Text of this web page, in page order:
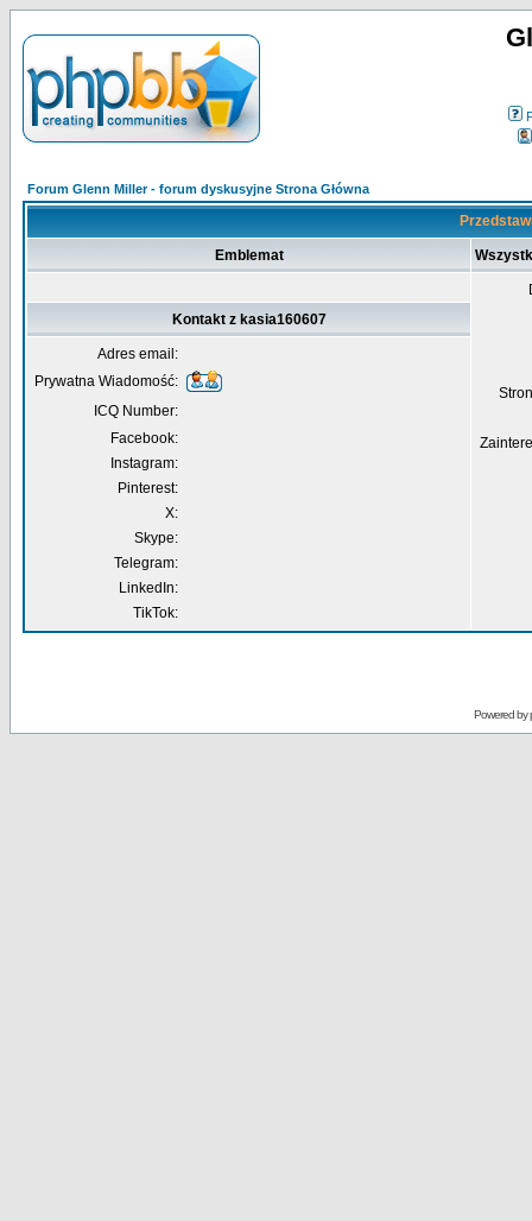
Forum Glenn Miller - forum dyskusyjne Strona Główna
Emblemat
Kontakt z kasia160607
Adres email:
Prywatna Wiadomość:
ICQ Number:
Facebook:
Instagram:
Pinterest:
X:
Skype:
Telegram:
LinkedIn:
TikTok:
Powered by